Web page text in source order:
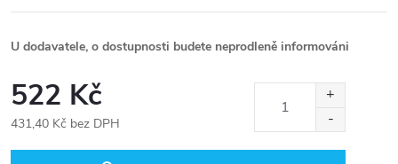
U dodavatele, o dostupnosti budete neprodleně informováni
522 Kč
431,40 Kč bez DPH